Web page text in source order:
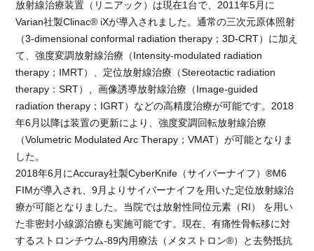
放射線治療装置（リニアック）は現在1台で、2011年5月に
Varian社製Clinac® iXが導入されました。通常の三次元原体照射
（3-dimensional conformal radiation therapy；3D-CRT）に加え
て、強度変調放射線治療（Intensity-modulated radiation
therapy；IMRT）、定位放射線治療（Stereotactic radiation
therapy：SRT）、画像誘導放射線治療（Image-guided
radiation therapy；IGRT）などの高精度治療が可能です。2018
年6月以降は装置の更新により、強度変調回転放射線治療
（Volumetric Modulated Arc Therapy；VMAT）が可能となりま
した。
2018年6月にAccuray社製CyberKnife（サイバーナイフ）®M6
FIMが導入され、9月よりサイバーナイフを用いた定位放射線治
療が可能となりました。当院では放射性同位元素（RI） を用い
た非密封小線源治療も実施可能です。現在、有痛性骨転移に対
するストロンチウム-89内用療法（メタストロン®）と去勢抵抗